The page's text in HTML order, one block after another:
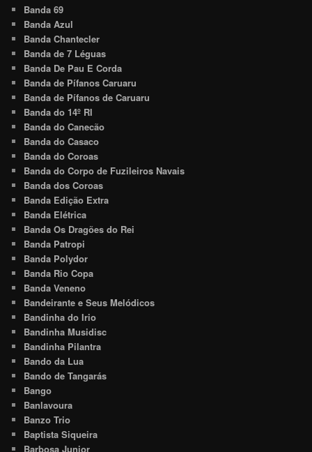
Banda 69
Banda Azul
Banda Chantecler
Banda de 7 Léguas
Banda De Pau E Corda
Banda de Pífanos Caruaru
Banda de Pífanos de Caruaru
Banda do 14º RI
Banda do Canecão
Banda do Casaco
Banda do Coroas
Banda do Corpo de Fuzileiros Navais
Banda dos Coroas
Banda Edição Extra
Banda Elétrica
Banda Os Dragões do Rei
Banda Patropi
Banda Polydor
Banda Rio Copa
Banda Veneno
Bandeirante e Seus Melódicos
Bandinha do Irio
Bandinha Musidisc
Bandinha Pilantra
Bando da Lua
Bando de Tangarás
Bango
Banlavoura
Banzo Trio
Baptista Siqueira
Barbosa Junior